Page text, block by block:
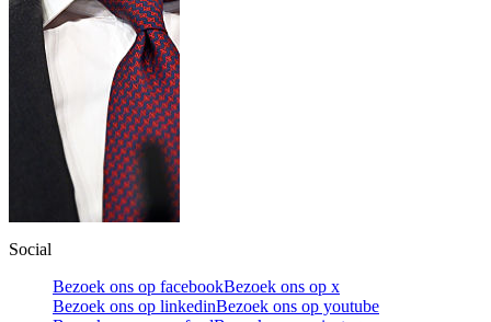
Social
Bezoek ons op facebookBezoek ons op x
Bezoek ons op linkedinBezoek ons op youtube